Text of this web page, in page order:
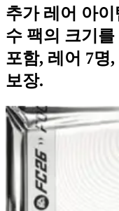
추가 레어 아
수 팩의 크기
포함, 레어 7명
보장.